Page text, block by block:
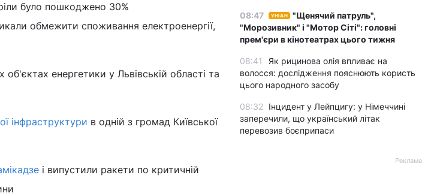
було пошкоджено 30%
обмежити споживання електроенергії,
енергетики у Львівській області та
інфраструктури в одній з громад Київської
і випустили ракети по критичній
08:47 УНІАН
"Щенячий патруль",
"Морозивник" і "Мотор Сіті": головні
прем'єри в кінотеатрах цього тижня
08:41
Як рицинова олія впливає на
волосся: дослідження пояснюють користь
цього народного засобу
08:32
Інцидент у Лейпцигу: у Німеччині
заперечили, що український літак
перевозив боєприпаси
Реклама